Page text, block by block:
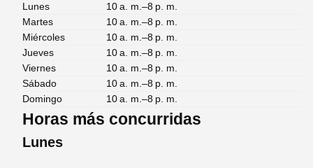
Lunes
10 a. m.–8 p. m.
Martes
10 a. m.–8 p. m.
Miércoles
10 a. m.–8 p. m.
Jueves
10 a. m.–8 p. m.
Viernes
10 a. m.–8 p. m.
Sábado
10 a. m.–8 p. m.
Domingo
10 a. m.–8 p. m.
Horas más concurridas
Lunes